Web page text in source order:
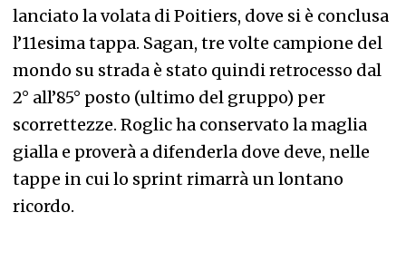
lanciato la volata di Poitiers, dove si è conclusa
l’11esima tappa. Sagan, tre volte campione del
mondo su strada è stato quindi retrocesso dal
2° all’85° posto (ultimo del gruppo) per
scorrettezze. Roglic ha conservato la maglia
gialla e proverà a difenderla dove deve, nelle
tappe in cui lo sprint rimarrà un lontano
ricordo.